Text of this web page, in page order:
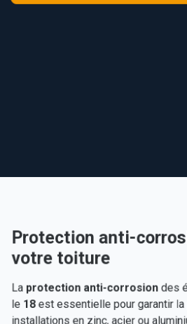
Protection anti-
votre toiture
La protection anti-corrosion des
le 18est essentielle pour garantir la
installations en zinc, acier ou